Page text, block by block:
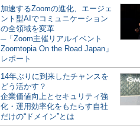
加速するZoomの進化、エージェ
ント型AIでコミュニケーション
の全領域を変革
─「Zoom主催リアルイベント
Zoomtopia On the Road Japan」
レポート
14年ぶりに到来したチャンスを
どう活かす？
企業価値向上とセキュリティ強
化・運用効率化をもたらす自社
だけの“ドメイン”とは